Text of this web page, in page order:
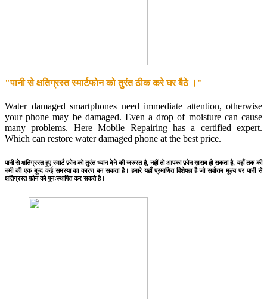
"पानी से क्षतिग्रस्त स्मार्टफोन को तुरंत ठीक करे घर बैठे ।"
Water damaged smartphones need immediate attention, otherwise
your phone may be damaged. Even a drop of moisture can cause
many problems. Here Mobile Repairing has a certified expert.
Which can restore water damaged phone at the best price.
पानी से क्षतिग्रस्त हुए स्मार्ट फ़ोन को तुरंत ध्यान देने की जरुरत है, नहीं तो आपका फ़ोन ख़राब हो सकता है, यहाँ तक की
नमी की एक बून्द कई समस्या का कारण बन सकता है। हमारे यहाँ प्रमाणित विशेषज्ञ है जो सर्वोत्तम मूल्य पर पानी से
क्षतिग्रस्त फ़ोन को पुनःस्थापित कर सकते है।